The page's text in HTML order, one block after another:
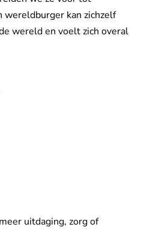
wereldburger kan zichzelf
wereld en voelt zich overal
uitdaging, zorg of